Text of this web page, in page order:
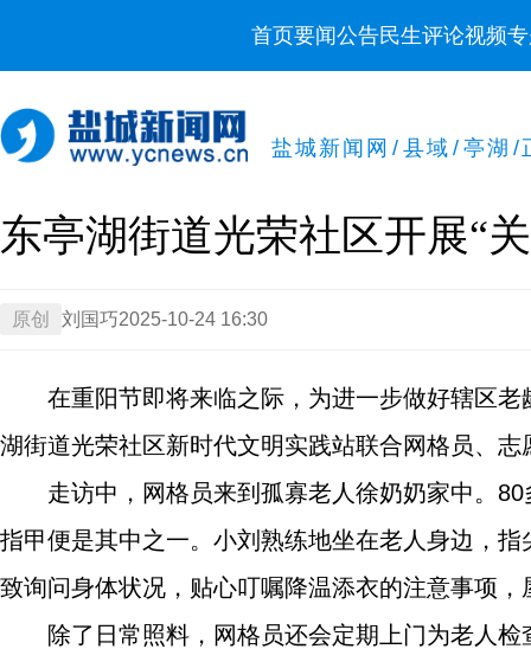
首页要闻公告民生评论视频
盐城新闻网 / 县域 / 亭湖 /
东亭湖街道光荣社区开展“
原创 刘国巧2025-10-24 16:30
在重阳节即将来临之际，为进一步做好辖区
湖街道光荣社区新时代文明实践站联合网格员、
走访中，网格员来到孤寡老人徐奶奶家中。
指甲便是其中之一。小刘熟练地坐在老人身边，
致询问身体状况，贴心叮嘱降温添衣的注意事项，
除了日常照料，网格员还会定期上门为老人